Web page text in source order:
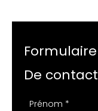
Formulaire
De contact
Formulaire
Prénom *